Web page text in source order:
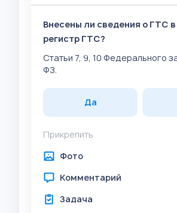
Внесены ли сведения о ГТС
регистр ГТС?
Статьи 7, 9, 10 Федерального
ФЗ.
Да
Прикрепить
Фото
Комментарий
Задача